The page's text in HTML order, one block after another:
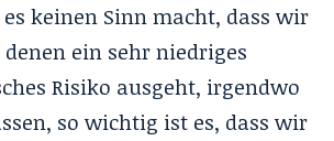
keinen Sinn macht, dass wir
ein sehr niedriges
Risiko ausgeht, irgendwo
so wichtig ist es, dass wir